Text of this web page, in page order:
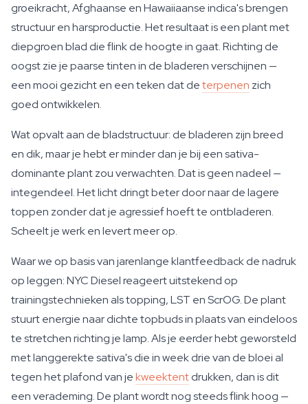
groeikracht, Afghaanse en Hawaiiaanse indica's brengen
structuur en harsproductie. Het resultaat is een plant met
diepgroen blad die flink de hoogte in gaat. Richting de
oogst zie je paarse tinten in de bladeren verschijnen —
een mooi gezicht en een teken dat deterpenen zich
goed ontwikkelen.
Wat opvalt aan de bladstructuur: de bladeren zijn breed
en dik, maar je hebt er minder dan je bij een sativa-
dominante plant zou verwachten. Dat is geen nadeel —
integendeel. Het licht dringt beter door naar de lagere
toppen zonder dat je agressief hoeft te ontbladeren.
Scheelt je werk en levert meer op.
Waar we op basis van jarenlange klantfeedback de nadruk
op leggen: NYC Diesel reageert uitstekend op
trainingstechnieken als topping, LST en ScrOG. De plant
stuurt energie naar dichte topbuds in plaats van eindeloos
te stretchen richting je lamp. Als je eerder hebt geworsteld
met langgerekte sativa's die in week drie van de bloei al
tegen het plafond van jekweektentdrukken, dan is dit
een verademing. De plant wordt nog steeds flink hoog —